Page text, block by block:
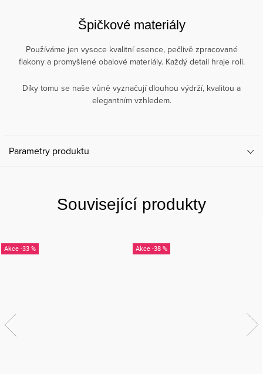
Špičkové materiály
Používáme jen vysoce kvalitní esence, pečlivě zpracované
flakony a promyšlené obalové materiály. Každý detail hraje roli.
Díky tomu se naše vůně vyznačují dlouhou výdrží, kvalitou a
elegantním vzhledem.
Parametry produktu
Související produkty
-33 % -38 %